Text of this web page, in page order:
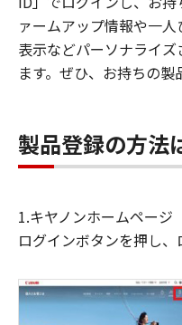
ァームアップ情報や一
表示などパーソナライ
ます。ぜひ、お持ちの製
製品登録の方法
1.キヤノンホームページ
ログインボタンを押し